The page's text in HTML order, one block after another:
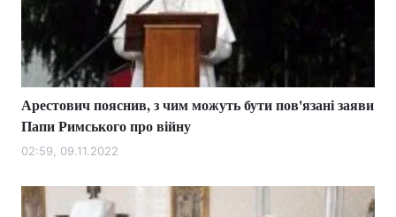
Арестович пояснив, з чим можуть бути пов'язані заяви
Папи Римського про війну
02:59, 09.11.2022